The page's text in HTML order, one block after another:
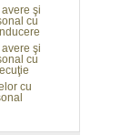
şi
cu
şi
cu
cu